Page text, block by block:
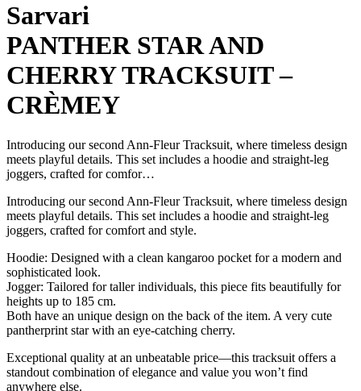
Sarvari
PANTHER STAR AND
CHERRY TRACKSUIT –
CRÈMEY
Introducing our second Ann-Fleur Tracksuit, where timeless design
meets playful details. This set includes a hoodie and straight-leg
joggers, crafted for comfor…
Introducing our second Ann-Fleur Tracksuit, where timeless design
meets playful details. This set includes a hoodie and straight-leg
joggers, crafted for comfort and style.
Hoodie: Designed with a clean kangaroo pocket for a modern and
sophisticated look.
Jogger: Tailored for taller individuals, this piece fits beautifully for
heights up to 185 cm.
Both have an unique design on the back of the item. A very cute
pantherprint star with an eye-catching cherry.
Exceptional quality at an unbeatable price—this tracksuit offers a
standout combination of elegance and value you won’t find
anywhere else.